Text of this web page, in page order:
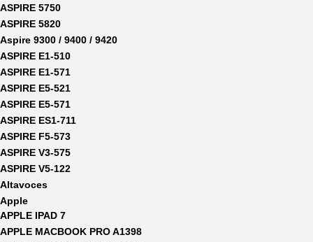
ASPIRE 5750
ASPIRE 5820
Aspire 9300 / 9400 / 9420
ASPIRE E1-510
ASPIRE E1-571
ASPIRE E5-521
ASPIRE E5-571
ASPIRE ES1-711
ASPIRE F5-573
ASPIRE V3-575
ASPIRE V5-122
Altavoces
Apple
APPLE IPAD 7
APPLE MACBOOK PRO A1398